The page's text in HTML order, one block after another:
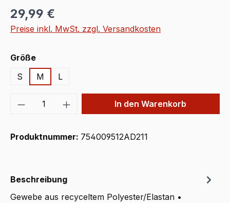
Regulärer Preis:
29,99 €
Preise inkl. MwSt. zzgl. Versandkosten
Größeauswählen
S
M L
Produkt Anzahl: Gib denIn den Warenkorb
Produktnummer: 754009512AD211
Beschreibung
Gewebe aus recyceltem Polyester/Elastan •